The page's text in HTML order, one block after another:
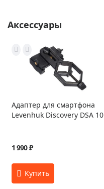
Аксессуары
Адаптер для смартфона
Levenhuk Discovery DSA 10
1 990 ₽